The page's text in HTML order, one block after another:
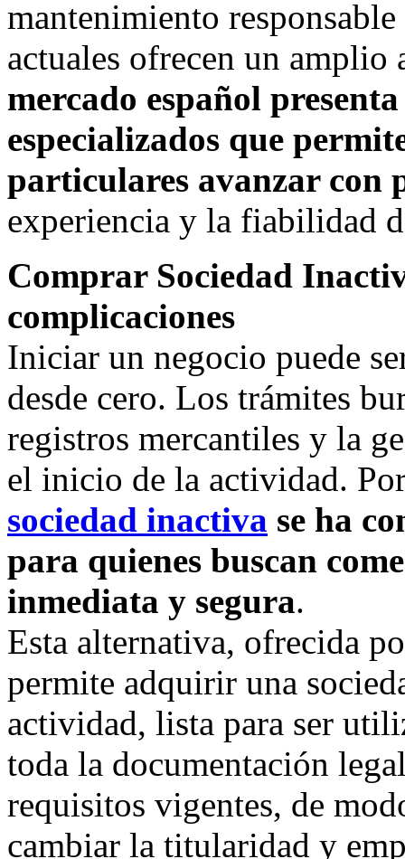
mantenimiento
actuales ofrecen un
mercado español
especializados que
particulares avanzar con
experiencia y la fiabilidad
Comprar Sociedad
complicaciones
Iniciar un negocio puede
desde cero. Los trámites
registros mercantiles y la
el inicio de la actividad.
sociedad inactiva se ha
para quienes buscan
inmediata y segura.
Esta alternativa, ofrecida
permite adquirir una
actividad, lista para ser
toda la documentación
requisitos vigentes, de
cambiar la titularidad y